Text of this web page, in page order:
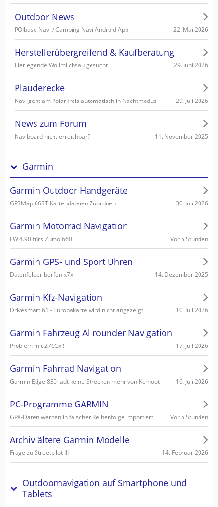
Outdoor News
POIbase Navi / Camping Navi Android App 22. Mai 2026
Herstellerübergreifend & Kaufberatung
Eierlegende Wollmilchsau gesucht 29. Juni 2026
Plauderecke
Navi geht am Polarkreis automatisch in Nachtmodus 29. Juli 2026
News zum Forum
Naviboard nicht erreichbar? 11. November 2025
Garmin
Garmin Outdoor Handgeräte
GPSMap 66ST Kartendateien Zuordnen 30. Juli 2026
Garmin Motorrad Navigation
FW 4.90 fürs Zumo 660 Vor 5 Stunden
Garmin GPS- und Sport Uhren
Datenfelder bei fenix7x 14. Dezember 2025
Garmin Kfz-Navigation
Drivesmart 61 - Europakarte wird nicht angezeigt 10. Juli 2026
Garmin Fahrzeug Allrounder Navigation
Problem mit 276Cx ! 17. Juli 2026
Garmin Fahrrad Navigation
Garmin Edge 830 lädt keine Strecken mehr von Komoot 16. Juli 2026
PC-Programme GARMIN
GPX-Daten werden in falscher Reihenfolge importiert Vor 5 Stunden
Archiv ältere Garmin Modelle
Frage zu Streetpilot III 14. Februar 2026
Outdoornavigation auf Smartphone und
Tablets